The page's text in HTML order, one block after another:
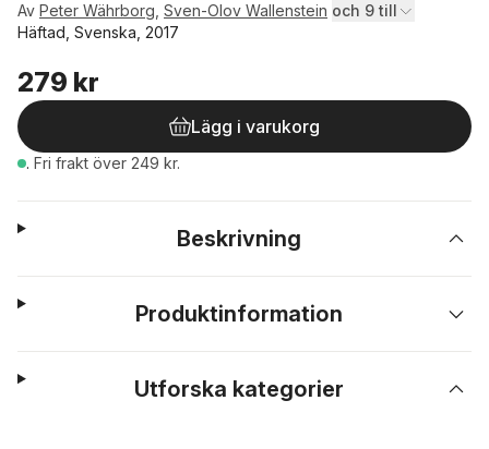
Av Peter Währborg Sven-Olov Wallenstein och 9 till
Häftad, Svenska, 2017
279 kr
Lägg i varukorg
. Fri frakt över 249 kr.
Beskrivning
Produktinformation
Utforska kategorier